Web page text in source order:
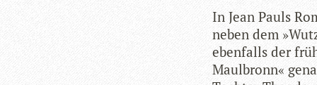
In Jean Pauls
neben dem
eben­falls der
Maul­bronn«